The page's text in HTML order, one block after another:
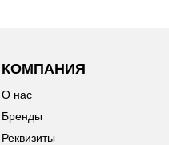
КОМПАНИЯ
О нас
Бренды
Реквизиты